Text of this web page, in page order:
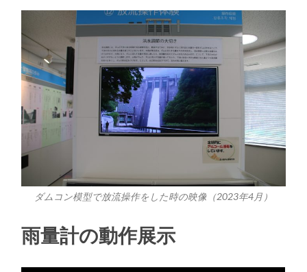
ダムコン模型で放流操作をした時の映像（2023年4月）
雨量計の動作展示